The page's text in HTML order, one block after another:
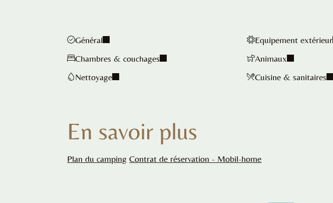
Général
Chambres & couchages
Nettoyage
Equipement extérieur
Animaux
Cuisine & sanitaires
En savoir plus
Plan du camping Contrat de réservation - Mobil-home